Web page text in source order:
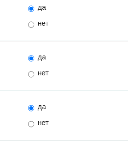
да
нет
да
нет
да
нет